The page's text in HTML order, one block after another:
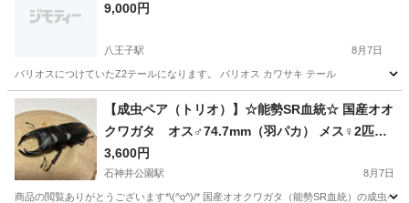
9,000円
八王子駅 8月7日
バリオスにつけていたZ2テールになります。 バリオス カワサキ テール
東京 八王子市 八王子駅 その他 テール
【成虫ペア（トリオ）】☆能勢SR血統☆ 国産オオ
クワガタ オス♂74.7mm（羽パカ） メス♀2匹
①
3,600円
石神井公園駅 8月7日
商品の閲覧ありがとうございます*\(^o^)/* 国産オオクワガタ（能勢SR血統）の成虫